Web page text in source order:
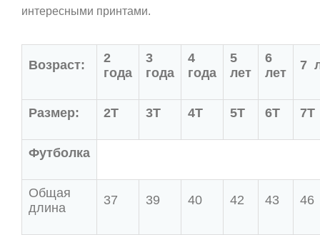
интересными принтами.
Возраст:
2
года
3
года
4
года
5
лет
6
лет
7
Размер: 2Т 3Т 4Т 5Т 6Т 7Т
Футболка
Общая
длина
37 39 40 42 43 46